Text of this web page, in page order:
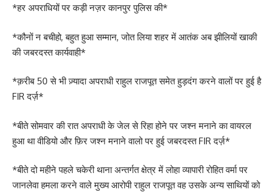
*हर अपराधियों पर कड़ी नज़र कानपुर पुलिस की*
*कौनों न बचीहो, बहुत हुआ सम्मान, जोत लिया शहर में आतंक अब झीलियों खाकी
की जबरदस्त कार्यवाही*
*क़रीब 50 से भी ज़्यादा अपराधी राहुल राजपूत समेत हुड़दंग करने वालों पर हुई है
FIR दर्ज़*
*बीते सोमवार की रात अपराधी के जेल से रिहा होने पर जश्न मनाने का वायरल
हुआ था वीडियो और फ़िर जश्न मनाने वालो पर हुई जबरदस्त FIR दर्ज़*
*बीते दो महीने पहले चकेरी थाना अन्तर्गत क्षेत्र में लोहा व्यापारी रोहित वर्मा पर
जानलेवा हमला करने वाले मुख्य आरोपी राहुल राजपूत वह उसके अन्य साथियों को